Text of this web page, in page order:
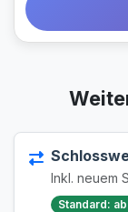
Inkl. neuem
Standard: